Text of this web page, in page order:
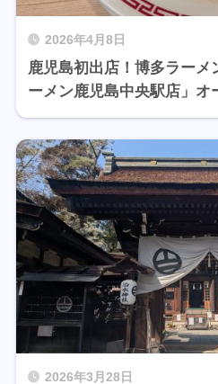
2026年4月8日
鹿児島初出店！博多ラーメ
ーメン鹿児島中央駅店」オ
2026年3月28日